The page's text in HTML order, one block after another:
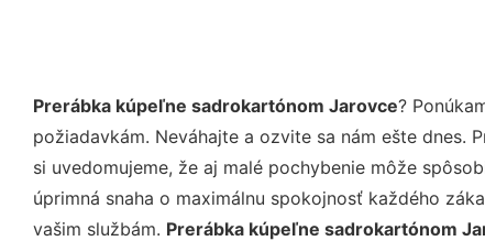
Prerábka kúpeľne sadrokartónom Jarovce?
požiadavkám. Neváhajte a ozvite sa nám ešte dnes.
si uvedomujeme, že aj malé pochybenie môže
úprimná snaha o maximálnu spokojnosť každého
vašim službám. Prerábka kúpeľne sadrokartónom